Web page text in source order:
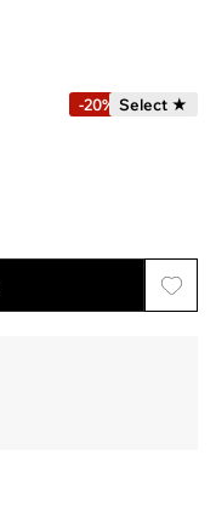
-20% Select ★